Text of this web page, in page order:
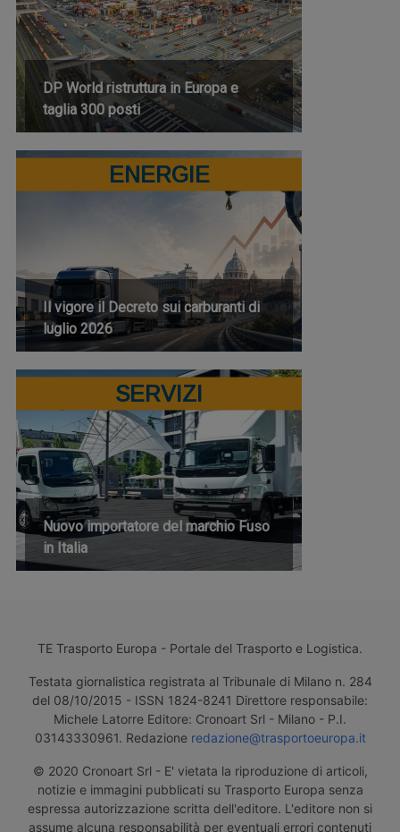
DP World ristruttura in Europa e
taglia 300 posti
ENERGIE
Il vigore il Decreto sui carburanti di
luglio 2026
SERVIZI
Nuovo importatore del marchio Fuso
in Italia
TE Trasporto Europa - Portale del Trasporto e Logistica.
Testata giornalistica registrata al Tribunale di Milano n. 284
del 08/10/2015 - ISSN 1824-8241 Direttore responsabile:
Michele Latorre Editore: Cronoart Srl - Milano - P.I.
03143330961. Redazione redazione@trasportoeuropa.it
© 2020 Cronoart Srl - E' vietata la riproduzione di articoli,
notizie e immagini pubblicati su Trasporto Europa senza
espressa autorizzazione scritta dell'editore. L'editore non si
assume alcuna responsabilità per eventuali errori contenuti